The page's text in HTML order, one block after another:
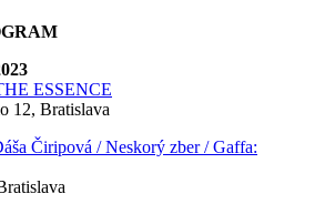
ESSENCE
12, Bratislava
Čiripová / Neskorý zber / Gaffa: